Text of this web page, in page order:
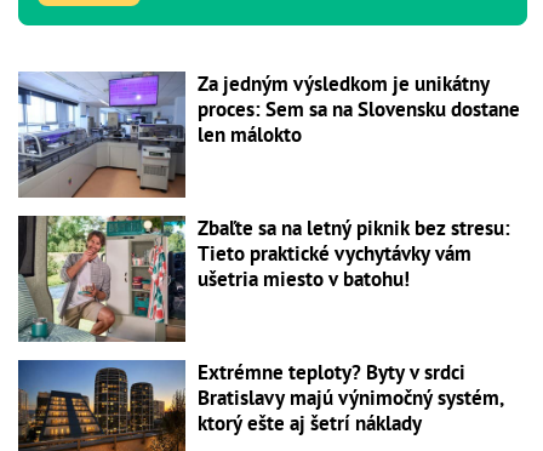
Za jedným výsledkom je unikátny
proces: Sem sa na Slovensku dostane
len málokto
Zbaľte sa na letný piknik bez stresu:
Tieto praktické vychytávky vám
ušetria miesto v batohu!
Extrémne teploty? Byty v srdci
Bratislavy majú výnimočný systém,
ktorý ešte aj šetrí náklady